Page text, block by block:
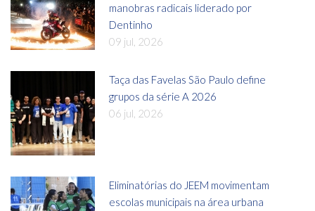
manobras radicais liderado por
Dentinho
09 jul, 2026
Taça das Favelas São Paulo define
grupos da série A 2026
06 jul, 2026
Eliminatórias do JEEM movimentam
escolas municipais na área urbana